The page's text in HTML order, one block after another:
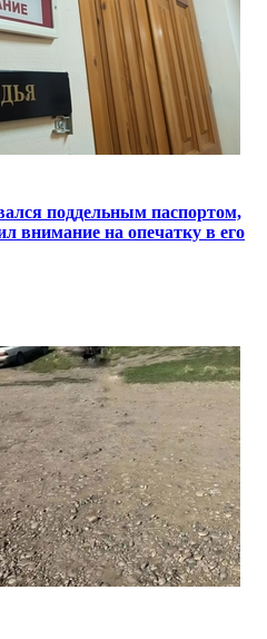
поддельным паспортом,
внимание на опечатку в его